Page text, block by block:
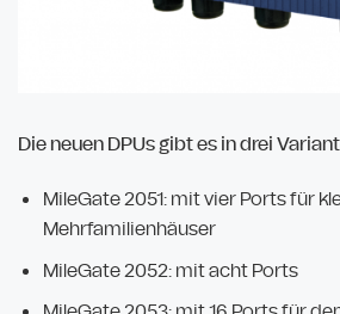
Die neuen DPUs gibt es in drei
MileGate 2051: mit vier Ports für
Mehrfamilienhäuser
MileGate 2052: mit acht Ports